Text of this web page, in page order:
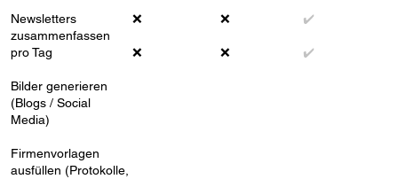
Newsletters
zusammenfassen
pro Tag
Bilder generieren
(Blogs / Social
Media)
Firmenvorlagen
ausfüllen (Protokolle,
❌
❌
❌
❌
✔️
✔️